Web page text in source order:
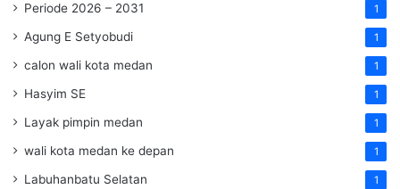
Periode 2026 – 2031 1
Agung E Setyobudi 1
calon wali kota medan 1
Hasyim SE 1
Layak pimpin medan 1
wali kota medan ke depan 1
Labuhanbatu Selatan 1